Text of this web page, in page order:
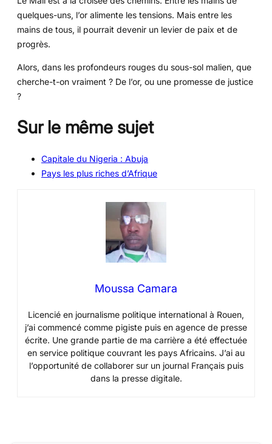
quelques-uns, l’or alimente les tensions. Mais entre les
mains de tous, il pourrait devenir un levier de paix et de
progrès.
Alors, dans les profondeurs rouges du sous-sol malien, que
cherche-t-on vraiment ? De l’or, ou une promesse de justice
?
Sur le même sujet
Capitale du Nigeria : Abuja
Pays les plus riches d’Afrique
Moussa Camara
Licencié en journalisme politique international à Rouen,
j’ai commencé comme pigiste puis en agence de presse
écrite. Une grande partie de ma carrière a été effectuée
en service politique couvrant les pays Africains. J’ai au
l’opportunité de collaborer sur un journal Français puis
dans la presse digitale.